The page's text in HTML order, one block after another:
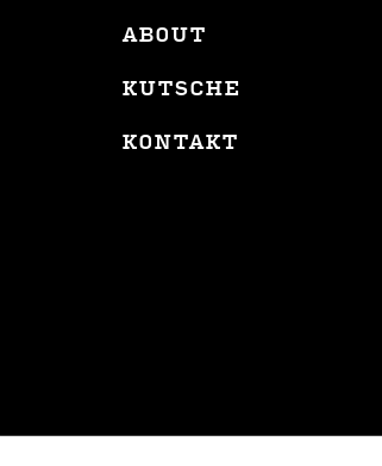
ABOUT
KUTSCHE
KONTAKT